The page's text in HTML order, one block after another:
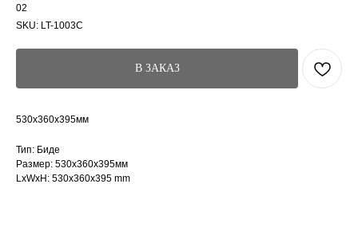
02
SKU: LT-1003C
В ЗАКАЗ
530x360x395мм
Тип: Биде
Размер: 530x360x395мм
LxWxH: 530x360x395 mm